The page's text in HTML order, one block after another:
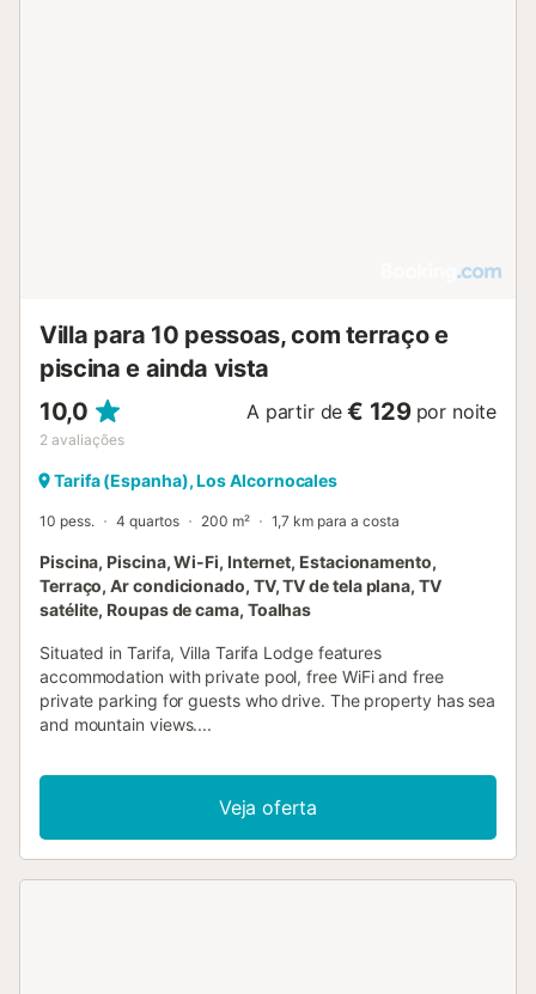
Villa para 10 pessoas, com terraço e
piscina e ainda vista
10,0
2 avaliações
A partir de € 129 por noite
Tarifa (Espanha), Los Alcornocales
10 pess. 4 quartos 200 m² 1,7 km para a costa
Piscina, Piscina, Wi-Fi, Internet, Estacionamento,
Terraço, Ar condicionado, TV, TV de tela plana, TV
satélite, Roupas de cama, Toalhas
Situated in Tarifa, Villa Tarifa Lodge features
accommodation with private pool, free WiFi and free
private parking for guests who drive. The property has sea
and mountain views....
Veja oferta